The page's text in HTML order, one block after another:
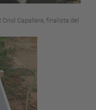
Capallera, finalista del